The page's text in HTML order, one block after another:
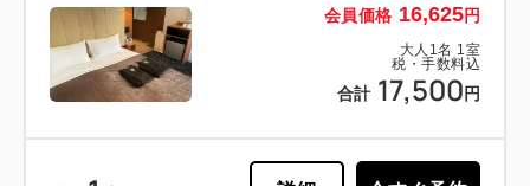
会員価格 16,625円
大人 1名 1室
税・手数料込
合計 17,500 円